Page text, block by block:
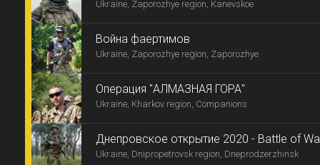
Ukraine, Zaporozhye region, Kanevskoe
Война фаертимов
Ukraine, Zaporozhye region, Zaporozhye
Операция "АЛМАЗНАЯ ГОРА"
Ukraine, Kharkov region, Companions
Днепровское открытие 2020 - Battle of
Ukraine, Dnipropetrovsk region, Dneprodzerzhinsk